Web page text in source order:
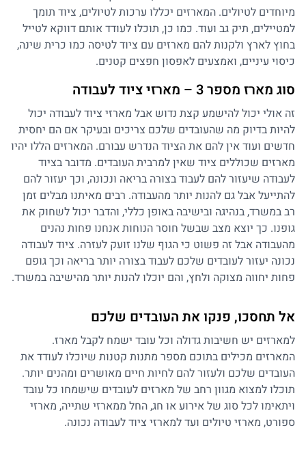
מיוחדים לטיולים. המארזים יכללו ערכות לטיולים, ציוד תומך
למטיילים, תיק גב ועוד. כמו כן, תוכלו לעודד אותם דווקא לטייל
בחוץ לארץ ולקנות להם מארזים עם ציוד לטיסה כמו כרית שינה,
כיסוי עיניים, ואמצעים לאפסון חפצים קטנים.
סוג מארז מספר 3 – מארזי ציוד לעבודה
זה אולי יכול להישמע קצת נדוש אבל מארזי ציוד לעבודה יכול
להיות בדיוק מה שהעובדים שלכם צריכים ובעיקר אם הם יחסית
חדשים ועוד אין להם את הציוד הנדרש עבורם. המארזים הללו יהיו
מארזים שכוללים ציוד שאין למרבית העובדים. מדובר בציוד
לעבודה שיעזור להם לעבוד בצורה בריאה ונכונה, וכך יעזור להם
להתייעל אבל גם להנות יותר מהעבודה. רבים מאיתנו מבלים זמן
רב במשרד, בנהיגה ובישיבה באופן כללי, והדבר יכול לשחוק את
גופנו. כך יוצא מצב שבשל חוסר הנוחות אנחנו פחות נהנים
מהעבודה אבל זה פשוט כי הגוף שלנו זועק לעזרה. ציוד לעבודה
נכונה יעזור לעובדים שלכם לעבוד בצורה יותר בריאה וכך גופם
פחות יחווה מצוקה ולחץ, והם יוכלו להנות יותר מהישיבה במשרד.
אל תחסכו, פנקו את העובדים שלכם
למארזים יש חשיבות גדולה וכל עובד ישמח לקבל מארז.
המארזים מכילים בתוכם מספר מתנות קטנות שיוכלו לעודד את
העובדים שלכם ולעזור להם לחיות חיים מאושרים ומהנים יותר.
תוכלו למצוא מגוון רחב של מארזים לעובדים שישמחו כל עובד
ויתאימו לכל סוג של אירוע או חג, החל ממארזי שתייה, מארזי
ספורט, מארזי טיולים ועד למארזי ציוד לעבודה נכונה.